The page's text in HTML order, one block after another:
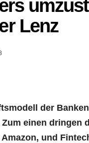
Lenz
der
einen drin­gen
und